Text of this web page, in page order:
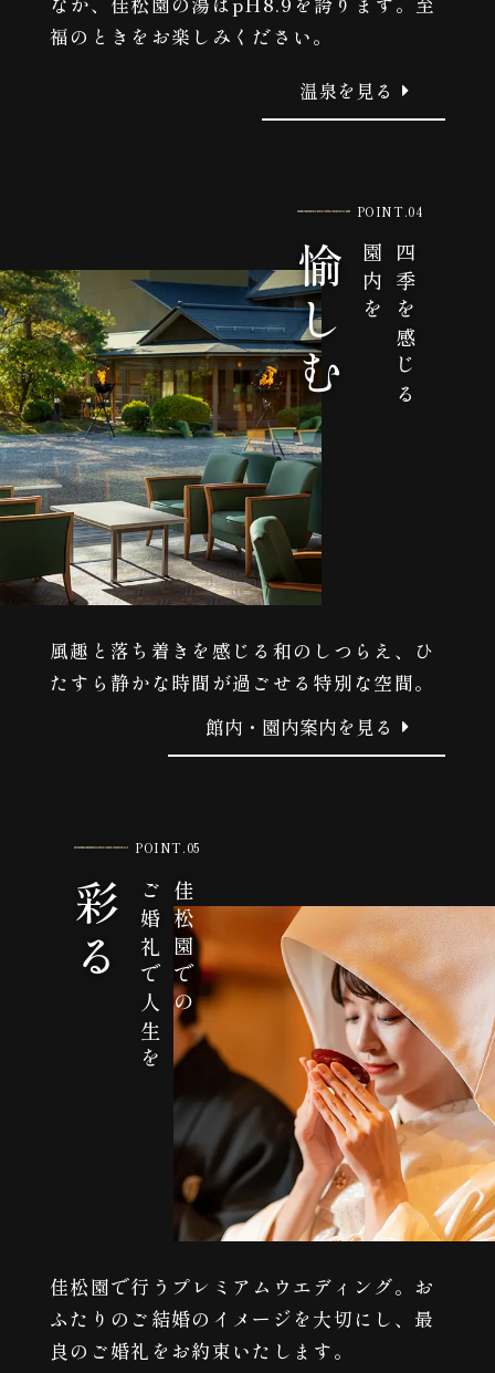
福のときをお楽しみください。
温泉を見る
POINT.04
四季を感じる
園内を
愉しむ
風趣と落ち着きを感じる和のしつらえ、ひ
たすら静かな時間が過ごせる特別な空間。
館内・園内案内を見る
POINT.05
佳松園での
ご婚礼で人生を
彩る
佳松園で行うプレミアムウエディング。お
ふたりのご結婚のイメージを大切にし、最
良のご婚礼をお約束いたします。